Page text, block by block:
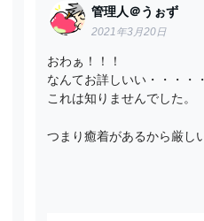
管理人＠うぉず
2021年3月20日
おわぁ！！！
なんてお詳しいい・・・・
これは知りませんでした。
つまり癒着があるから厳し